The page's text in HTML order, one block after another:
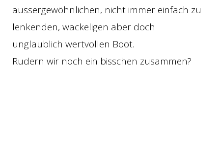
aussergewöhnlichen, nicht immer einfach zu
lenkenden, wackeligen aber doch
unglaublich wertvollen Boot.
Rudern wir noch ein bisschen zusammen?